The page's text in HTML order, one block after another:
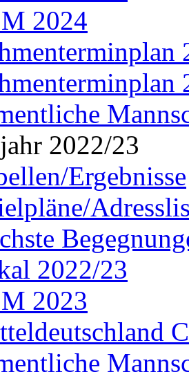
2024
2022/23
Ergebnisse
2022/23
2023